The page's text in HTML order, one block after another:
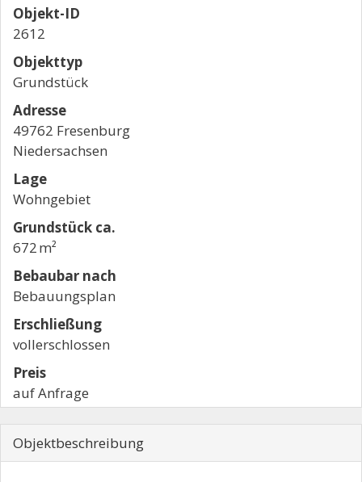
Objekt-ID
2612
Objekttyp
Grundstück
Adresse
49762 Fresenburg
Niedersachsen
Lage
Wohngebiet
Grund­stück ca.
672 m²
Bebaubar nach
Bebauungsplan
Erschließung
vollerschlossen
Preis
auf Anfrage
Objekt­beschreibung